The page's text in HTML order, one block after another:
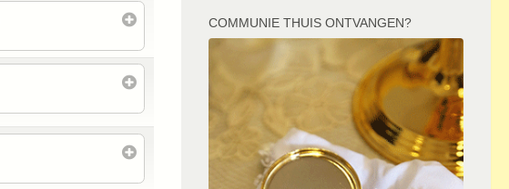
COMMUNIE THUIS ONTVANGEN?